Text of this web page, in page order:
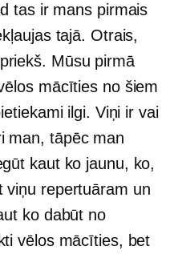
tas ir mans pirmais
tajā. Otrais,
Mūsu pirmā
mācīties no šiem
ilgi. Viņi ir vai
man, tāpēc man
kaut ko jaunu, ko,
viņu repertuāram un
ko dabūt no
vēlos mācīties, bet